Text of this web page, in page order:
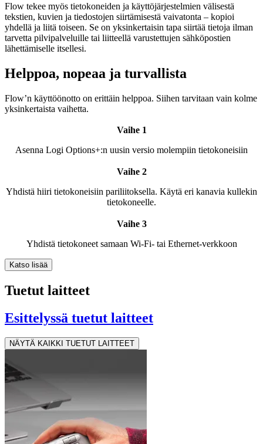
Flow tekee myös tietokoneiden ja käyttöjärjestelmien välisestä
tekstien, kuvien ja tiedostojen siirtämisestä vaivatonta – kopioi
yhdellä ja liitä toiseen. Se on yksinkertaisin tapa siirtää tietoja ilman
tarvetta pilvipalveluille tai liitteellä varustettujen sähköpostien
lähettämiselle itsellesi.
Helppoa, nopeaa ja turvallista
Flow’n käyttöönotto on erittäin helppoa. Siihen tarvitaan vain kolme
yksinkertaista vaihetta.
Vaihe 1
Asenna Logi Options+:n uusin versio molempiin tietokoneisiin
Vaihe 2
Yhdistä hiiri tietokoneisiin pariliitoksella. Käytä eri kanavia kullekin
tietokoneelle.
Vaihe 3
Yhdistä tietokoneet samaan Wi-Fi- tai Ethernet-verkkoon
Katso lisää
Tuetut laitteet
Esittelyssä tuetut laitteet
NÄYTÄ KAIKKI TUETUT LAITTEET